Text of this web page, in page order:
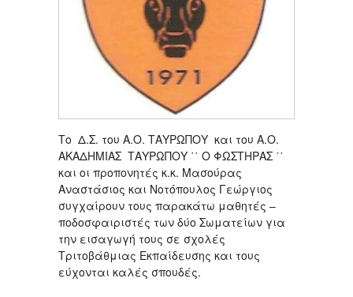
Το Δ.Σ. του Α.Ο. ΤΑΥΡΩΠΟΥ και του Α.Ο.
ΑΚΑΔΗΜΙΑΣ ΤΑΥΡΩΠΟΥ ΄΄ Ο ΦΩΣΤΗΡΑΣ ΄΄
και οι προπονητές κ.κ. Μασούρας
Αναστάσιος και Νοτόπουλος Γεώργιος
συγχαίρουν τους παρακάτω μαθητές –
ποδοσφαιριστές των δύο Σωματείων για
την εισαγωγή τους σε σχολές
Τριτοβάθμιας Εκπαίδευσης και τους
εύχονται καλές σπουδές.